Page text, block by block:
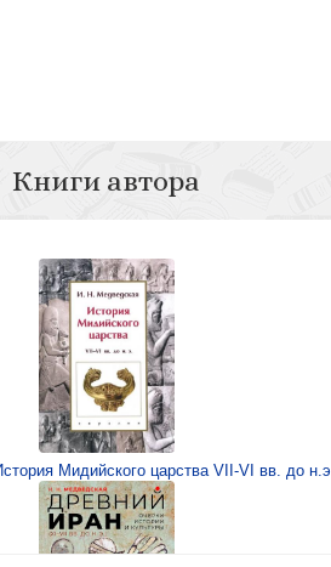
Книги автора
Мидийского царства VII-VI вв. до н.э.